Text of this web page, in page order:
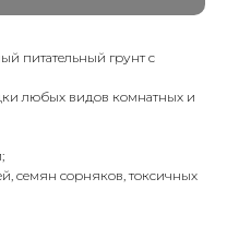
питательный грунт с
любых видов комнатных и
семян сорняков, токсичных